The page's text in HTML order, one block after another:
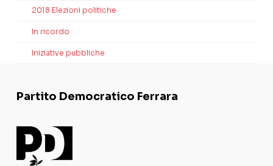
2018 Elezioni politiche
In ricordo
Iniziative pubbliche
Partito Democratico Ferrara